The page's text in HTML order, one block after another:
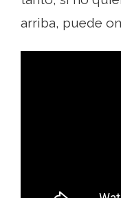
arriba, puede